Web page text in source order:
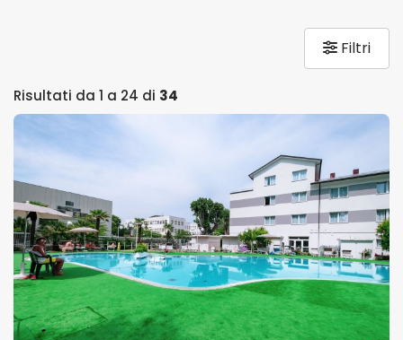
Filtri
Risultati da 1 a 24 di 34